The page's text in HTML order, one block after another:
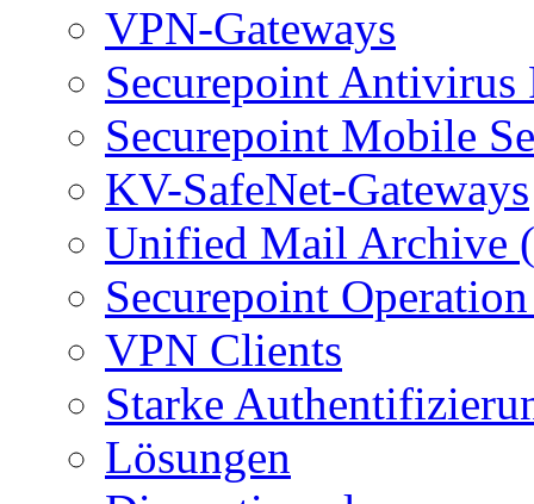
VPN-Gateways
Securepoint Antivirus
Securepoint Mobile
KV-SafeNet-Gateways
Unified Mail Archive
Securepoint
VPN Clients
Starke
Lösungen